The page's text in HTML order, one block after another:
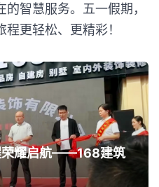
智慧服务。五一假期，
更轻松、更精彩！
荣耀启航——168建筑